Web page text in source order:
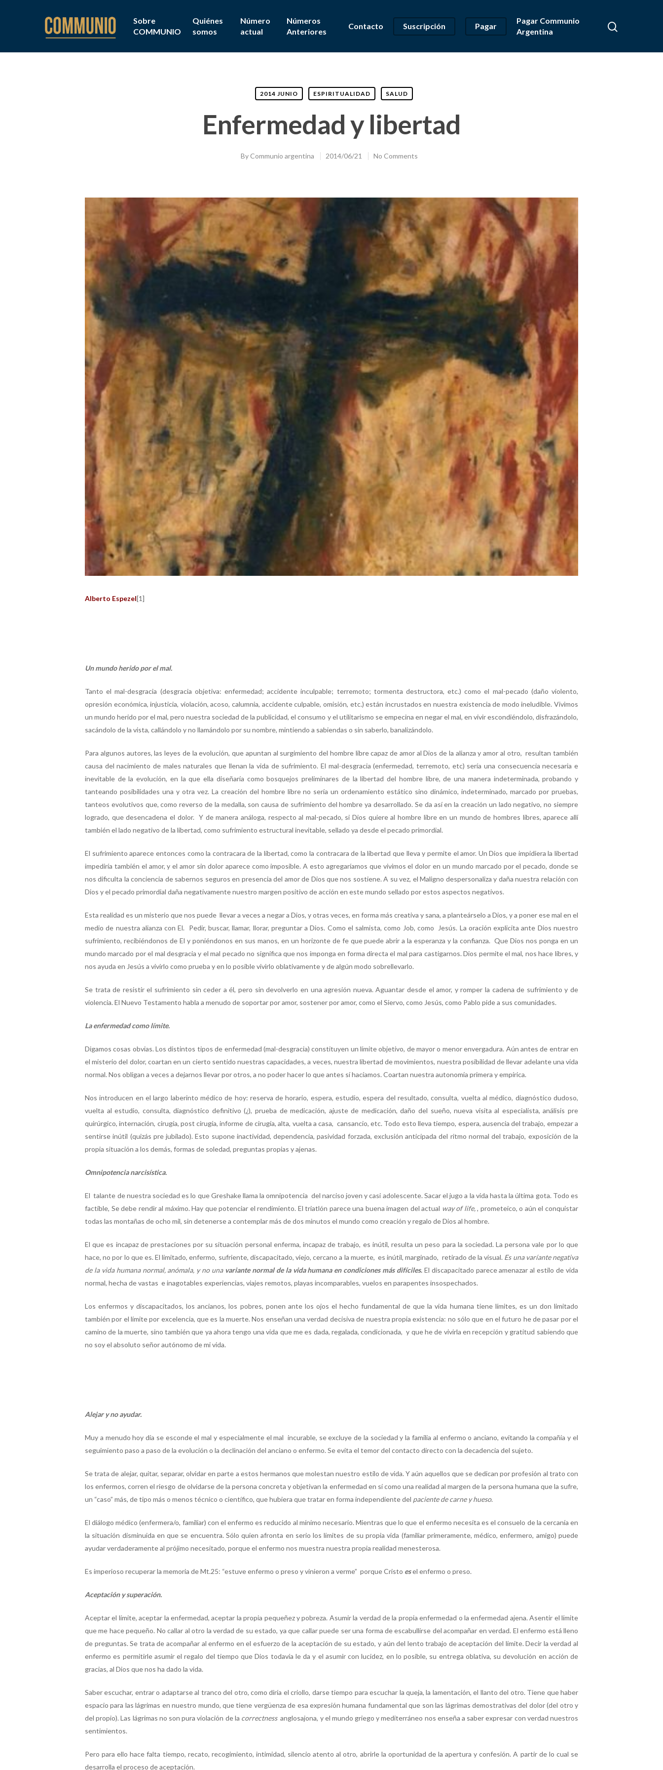
Hit enter to search or ESC to close
Sobre
COMMUNIO
Quiénes
somos
Número
actual
Números
Anteriores
Contacto Suscripción Pagar
Pagar Communio
Argentina
2014 JUNIO ESPIRITUALIDAD SALUD
Enfermedad y libertad
ByCommunio argentina 2014/06/21 No Comments
Alberto Espezel[1]
Un mundo herido por el mal.
Tanto el mal-desgracia (desgracia objetiva: enfermedad; accidente inculpable; terremoto; tormenta destructora, etc.) como el mal-pecado (daño violento,
opresión económica, injusticia, violación, acoso, calumnia, accidente culpable, omisión, etc.) están incrustados en nuestra existencia de modo ineludible. Vivimos
un mundo herido por el mal, pero nuestra sociedad de la publicidad, el consumo y el utilitarismo se empecina en negar el mal, en vivir escondiéndolo, disfrazándolo,
sacándolo de la vista, callándolo y no llamándolo por su nombre, mintiendo a sabiendas o sin saberlo, banalizándolo.
Para algunos autores, las leyes de la evolución, que apuntan al surgimiento del hombre libre capaz de amor al Dios de la alianza y amor al otro, resultan también
causa del nacimiento de males naturales que llenan la vida de sufrimiento. El mal-desgracia (enfermedad, terremoto, etc) sería una consecuencia necesaria e
inevitable de la evolución, en la que ella diseñaría como bosquejos preliminares de la libertad del hombre libre, de una manera indeterminada, probando y
tanteando posibilidades una y otra vez. La creación del hombre libre no sería un ordenamiento estático sino dinámico, indeterminado, marcado por pruebas,
tanteos evolutivos que, como reverso de la medalla, son causa de sufrimiento del hombre ya desarrollado. Se da así en la creación un lado negativo, no siempre
logrado, que desencadena el dolor. Y de manera análoga, respecto al mal-pecado, si Dios quiere al hombre libre en un mundo de hombres libres, aparece allí
también el lado negativo de la libertad, como sufrimiento estructural inevitable, sellado ya desde el pecado primordial.
El sufrimiento aparece entonces como la contracara de la libertad, como la contracara de la libertad que lleva y permite el amor. Un Dios que impidiera la libertad
impediría también el amor, y el amor sin dolor aparece como imposible. A esto agregaríamos que vivimos el dolor en un mundo marcado por el pecado, donde se
nos dificulta la conciencia de sabernos seguros en presencia del amor de Dios que nos sostiene. A su vez, el Maligno despersonaliza y daña nuestra relación con
Dios y el pecado primordial daña negativamente nuestro margen positivo de acción en este mundo sellado por estos aspectos negativos.
Esta realidad es un misterio que nos puede llevar a veces a negar a Dios, y otras veces, en forma más creativa y sana, a planteárselo a Dios, y a poner ese mal en el
medio de nuestra alianza con El. Pedir, buscar, llamar, llorar, preguntar a Dios. Como el salmista, como Job, como Jesús. La oración explicita ante Dios nuestro
sufrimiento, recibiéndonos de El y poniéndonos en sus manos, en un horizonte de fe que puede abrir a la esperanza y la confianza. Que Dios nos ponga en un
mundo marcado por el mal desgracia y el mal pecado no significa que nos imponga en forma directa el mal para castigarnos. Dios permite el mal, nos hace libres, y
nos ayuda en Jesús a vivirlo como prueba y en lo posible vivirlo oblativamente y de algún modo sobrellevarlo.
Se trata de resistir el sufrimiento sin ceder a él, pero sin devolverlo en una agresión nueva. Aguantar desde el amor, y romper la cadena de sufrimiento y de
violencia. El Nuevo Testamento habla a menudo de soportar por amor, sostener por amor, como el Siervo, como Jesús, como Pablo pide a sus comunidades.
La enfermedad como límite.
Digamos cosas obvias. Los distintos tipos de enfermedad (mal-desgracia) constituyen un límite objetivo, de mayor o menor envergadura. Aún antes de entrar en
el misterio del dolor, coartan en un cierto sentido nuestras capacidades, a veces, nuestra libertad de movimientos, nuestra posibilidad de llevar adelante una vida
normal. Nos obligan a veces a dejarnos llevar por otros, a no poder hacer lo que antes sí hacíamos. Coartan nuestra autonomía primera y empírica.
Nos introducen en el largo laberinto médico de hoy: reserva de horario, espera, estudio, espera del resultado, consulta, vuelta al médico, diagnóstico dudoso,
vuelta al estudio, consulta, diagnóstico definitivo (¿), prueba de medicación, ajuste de medicación, daño del sueño, nueva visita al especialista, análisis pre
quirúrgico, internación, cirugía, post cirugía, informe de cirugía, alta, vuelta a casa, cansancio, etc. Todo esto lleva tiempo, espera, ausencia del trabajo, empezar a
sentirse inútil (quizás pre jubilado). Esto supone inactividad, dependencia, pasividad forzada, exclusión anticipada del ritmo normal del trabajo, exposición de la
propia situación a los demás, formas de soledad, preguntas propias y ajenas.
Omnipotencia narcisística.
El talante de nuestra sociedad es lo que Greshake llama la omnipotencia del narciso joven y casi adolescente. Sacar el jugo a la vida hasta la última gota. Todo es
factible, Se debe rendir al máximo. Hay que potenciar el rendimiento. El triatlón parece una buena imagen del actual way of life,, prometeico, o aún el conquistar
todas las montañas de ocho mil, sin detenerse a contemplar más de dos minutos el mundo como creación y regalo de Dios al hombre.
El que es incapaz de prestaciones por su situación personal enferma, incapaz de trabajo, es inútil, resulta un peso para la sociedad. La persona vale por lo que
hace, no por lo que es. El limitado, enfermo, sufriente, discapacitado, viejo, cercano a la muerte, es inútil, marginado, retirado de la visual. Es una varíante negativa
de la vida humana normal, anómala, y no una variante normal de la vida humana en condiciones más difíciles.El discapacitado parece amenazar al estilo de vida
normal, hecha de vastas e inagotables experiencias, viajes remotos, playas incomparables, vuelos en parapentes insospechados.
Los enfermos y discapacitados, los ancianos, los pobres, ponen ante los ojos el hecho fundamental de que la vida humana tiene límites, es un don limitado
también por el límite por excelencia, que es la muerte. Nos enseñan una verdad decisiva de nuestra propia existencia: no sólo que en el futuro he de pasar por el
camino de la muerte, sino también que ya ahora tengo una vida que me es dada, regalada, condicionada, y que he de vivirla en recepción y gratitud sabiendo que
no soy el absoluto señor autónomo de mi vida.
Alejar y no ayudar.
Muy a menudo hoy día se esconde el mal y especialmente el mal incurable, se excluye de la sociedad y la familia al enfermo o anciano, evitando la compañía y el
seguimiento paso a paso de la evolución o la declinación del anciano o enfermo. Se evita el temor del contacto directo con la decadencia del sujeto.
Se trata de alejar, quitar, separar, olvidar en parte a estos hermanos que molestan nuestro estilo de vida. Y aún aquellos que se dedican por profesión al trato con
los enfermos, corren el riesgo de olvidarse de la persona concreta y objetivan la enfermedad en sí como una realidad al margen de la persona humana que la sufre,
un “caso” más, de tipo más o menos técnico o científico, que hubiera que tratar en forma independiente del paciente de carne y hueso.
El diálogo médico (enfermera/o, familiar) con el enfermo es reducido al mínimo necesario. Mientras que lo que el enfermo necesita es el consuelo de la cercanía en
la situación disminuida en que se encuentra. Sólo quien afronta en serio los límites de su propia vida (familiar primeramente, médico, enfermero, amigo) puede
ayudar verdaderamente al prójimo necesitado, porque el enfermo nos muestra nuestra propia realidad menesterosa.
Es imperioso recuperar la memoria de Mt.25: “estuve enfermo o preso y vinieron a verme” porque Cristo esel enfermo o preso.
Aceptación y superación.
Aceptar el límite, aceptar la enfermedad, aceptar la propia pequeñez y pobreza. Asumir la verdad de la propia enfermedad o la enfermedad ajena. Asentir el límite
que me hace pequeño. No callar al otro la verdad de su estado, ya que callar puede ser una forma de escabullirse del acompañar en verdad. El enfermo está lleno
de preguntas. Se trata de acompañar al enfermo en el esfuerzo de la aceptación de su estado, y aún del lento trabajo de aceptación del límite. Decir la verdad al
enfermo es permitirle asumir el regalo del tiempo que Dios todavía le da y el asumir con lucidez, en lo posible, su entrega oblativa, su devolución en acción de
gracias, al Dios que nos ha dado la vida.
Saber escuchar, entrar o adaptarse al tranco del otro, como diría el criollo, darse tiempo para escuchar la queja, la lamentación, el llanto del otro. Tiene que haber
espacio para las lágrimas en nuestro mundo, que tiene vergüenza de esa expresión humana fundamental que son las lágrimas demostrativas del dolor (del otro y
del propio). Las lágrimas no son pura violación de la correctnessanglosajona, y el mundo griego y mediterráneo nos enseña a saber expresar con verdad nuestros
sentimientos.
Pero para ello hace falta tiempo, recato, recogimiento, intimidad, silencio atento al otro, abrirle la oportunidad de la apertura y confesión. A partir de lo cual se
desarrolla el proceso de aceptación.